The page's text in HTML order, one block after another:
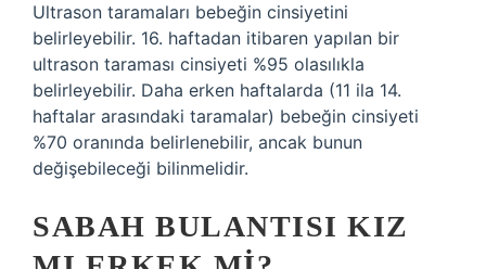
Ultrason taramaları bebeğin cinsiyetini
belirleyebilir. 16. haftadan itibaren yapılan bir
ultrason taraması cinsiyeti %95 olasılıkla
belirleyebilir. Daha erken haftalarda (11 ila 14.
haftalar arasındaki taramalar) bebeğin cinsiyeti
%70 oranında belirlenebilir, ancak bunun
değişebileceği bilinmelidir.
SABAH BULANTISI KIZ